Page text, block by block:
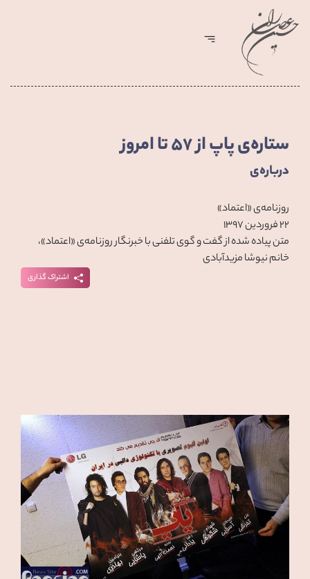
ستاره‌ی پاپ از 57 تا امروز
درباره‌ی
روزنامه‌ی «اعتماد»
۲۲ فروردین ۱۳۹۷
متن پیاده شده از گفت و گوی تلفنی با خبرنگار روزنامه‌ی «اعتماد»،
خانم نیوشا مزیدآبادی
اشتراک گذاری